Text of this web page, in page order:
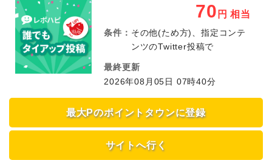
70 円 相当
条件： その他(ため方)、指定コンテ
ンツのTwitter投稿で
最終更新
2026年08月05日 07時40分
最大Pのポイントタウンに登録
サイトへ行く